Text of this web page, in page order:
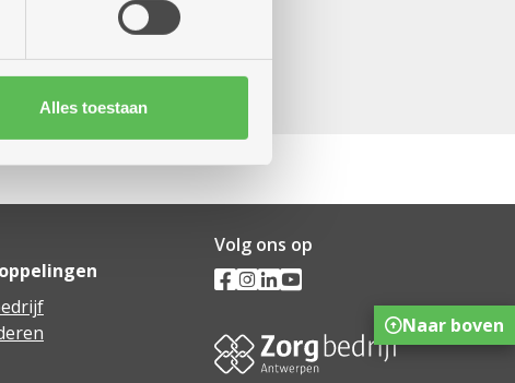
Alles toestaan
Volg ons op
Naar boven